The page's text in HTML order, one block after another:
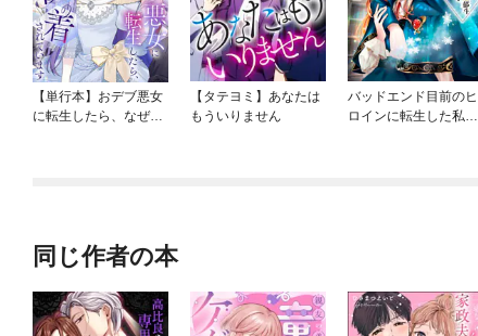
【単行本】おデブ悪女
に転生したら、なぜか
【タテヨミ】あなたは
もういりません
バッドエンド目前のヒ
ロインに転生した私、
同じ作者の本